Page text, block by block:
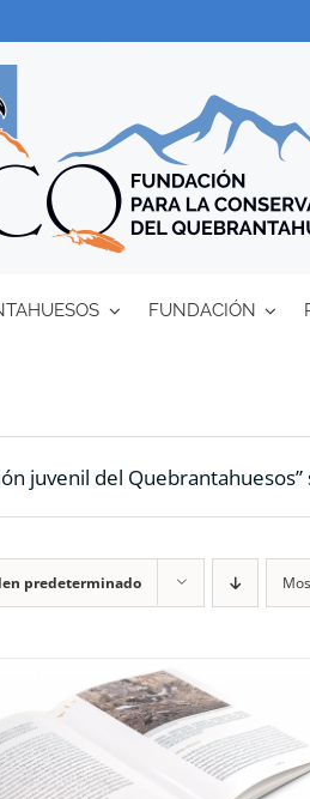
FUNDACIÓN
juvenil del
predeterminado